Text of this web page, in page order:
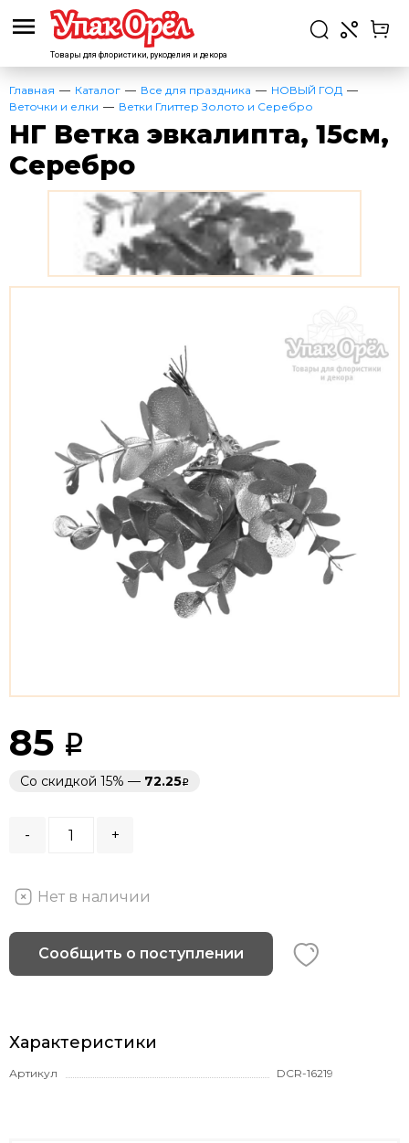
Товары для флористики, рукоделия и декора
Главная Каталог Все для праздника
НОВЫЙ ГОД
Веточки и елки
Ветки Глиттер Золото и Серебро
НГ Ветка эвкалипта, 15см,
Серебро
85
Со скидкой 15% — 72.25
- +
Нет в наличии
Сообщить о поступлении
Характеристики
Артикул DCR-16219